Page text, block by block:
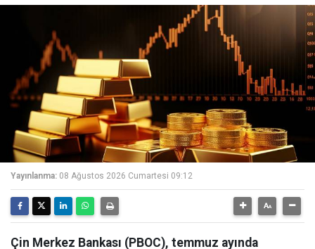
Yayınlanma: 08 Ağustos 2026 Cumartesi 09:12
Çin Merkez Bankası (PBOC), temmuz ayında